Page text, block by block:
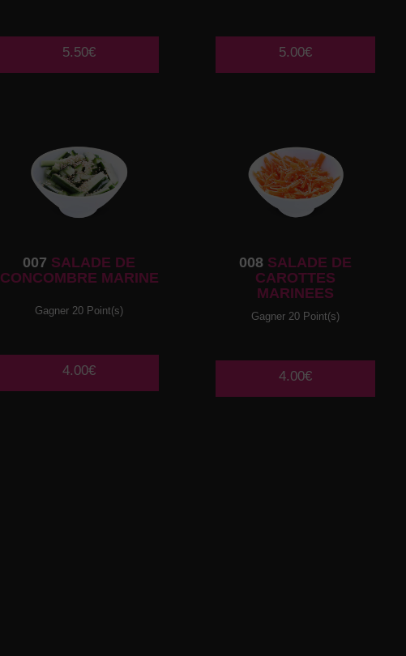
5.50€ 5.00€
007 SALADE DE
CONCOMBRE MARINE
Gagner 20 Point(s)
4.00€
008 SALADE DE
CAROTTES
MARINEES
Gagner 20 Point(s)
4.00€